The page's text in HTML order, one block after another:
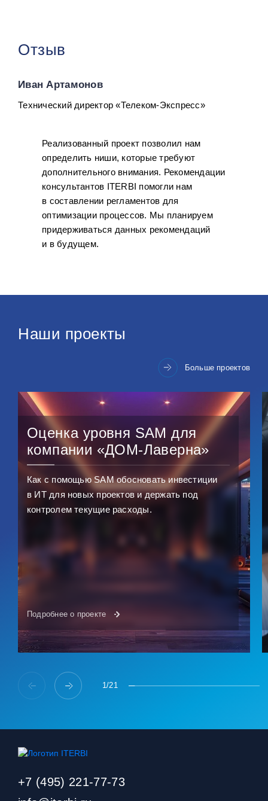
Отзыв
Иван Артамонов
Технический директор «Телеком-Экспресс»
Реализованный проект позволил нам
определить ниши, которые требуют
дополнительного внимания. Рекомендации
консультантов ITERBI помогли нам
в составлении регламентов для
оптимизации процессов. Мы планируем
придерживаться данных рекомендаций
и в будущем.
Наши проекты
Больше проектов
Оценка уровня SAM для
компании «ДОМ‑Лаверна»
Как с помощью SAM обосновать инвестиции
в ИТ для новых проектов и держать под
контролем текущие расходы.
Подробнее о проекте
1/21
+7 (495) 221-77-73